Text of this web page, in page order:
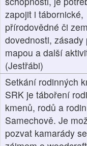
zapojit i tábornické,
přírodovědné či
dovednosti, zásady
mapou a další
(Jestřábi)
Setkání rodinných
SRK je táboření
kmenů, rodů a
Samechově. Je
pozvat kamarády se